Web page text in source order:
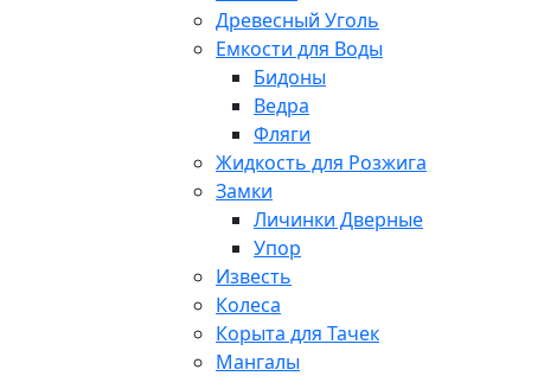
Древесный Уголь
Емкости для Воды
Бидоны
Ведра
Фляги
Жидкость для Розжига
Замки
Личинки Дверные
Упор
Известь
Колеса
Корыта для Тачек
Мангалы